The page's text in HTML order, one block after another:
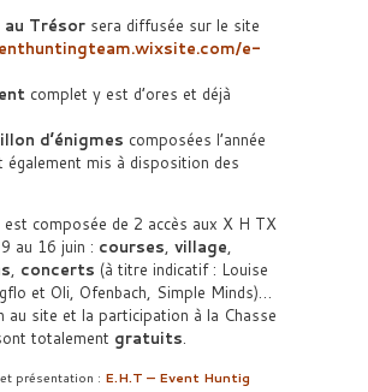
au Trésor sera diffusée sur le site
e-
complet y est d’ores et déjà
d’énigmes composées l’année
également mis à disposition des
est composée de 2 accès aux X H TX
au 16 juin : courses, village,
, concerts (à titre indicatif : Louise
et Oli, Ofenbach, Simple Minds)…
au site et la participation à la Chasse
totalement gratuits.
présentation : E.H.T – Event Huntig